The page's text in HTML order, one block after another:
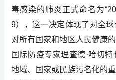
毒感染的肺炎正式命名为
9），这一决定体现了对全
对所有国家和地区人民健康
国际防疫专家理查德·哈切
地域、国家或民族污名化的